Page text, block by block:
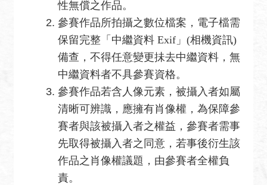
性無償之作品。
參賽作品所拍攝之數位檔案，電子檔需
保留完整「中繼資料 Exif」(相機資訊)
備查，不得任意變更抺去中繼資料，無
中繼資料者不具參賽資格。
參賽作品若含人像元素，被攝入者如屬
清晰可辨識，應擁有肖像權，為保障參
賽者與該被攝入者之權益，參賽者需事
先取得被攝入者之同意，若事後衍生該
作品之肖像權議題，由參賽者全權負
責。